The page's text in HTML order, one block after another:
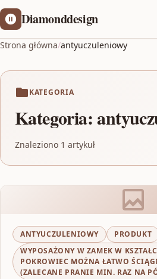
Diamonddesign
Strona główna/antyuczuleniowy
KATEGORIA
Kategoria:
Znaleziono 1 artykuł
ANTYUCZULENIOWY
PRODUKT
WYPOSAŻONY W ZAMEK W
POKROWIEC MOŻNA ŁATWO
(ZALECANE PRANIE MIN. RAZ NA